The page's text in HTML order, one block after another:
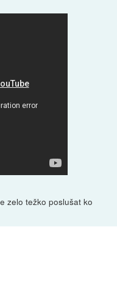
zelo težko poslušat ko